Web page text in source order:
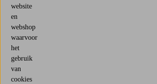
website
en
webshop
waarvoor
het
gebruik
van
cookies